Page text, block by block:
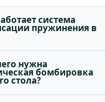
система
пружинения в
нужна
бомбировка
стола?